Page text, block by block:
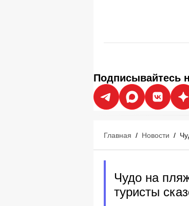
Подписывайтесь
Главная / Новости /
Чудо на
туристы